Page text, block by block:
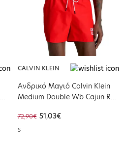
CALVIN KLEIN
Ανδρικό Μαγιό Calvin Klein
Medium Double Wb Cajun Red
72,90€ 51,03€
S